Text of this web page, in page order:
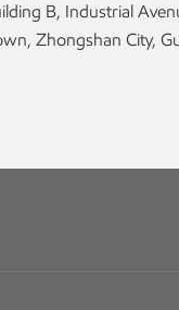
Zhongshan City,